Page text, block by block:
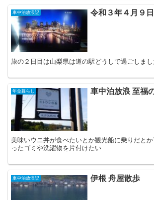
車中泊放浪記 令和３年４月９
旅の２日目は山梨県は道の駅どうしで過ごしま
年金暮らし 車中泊放浪 至福
美味いウニ丼が食べたいとか観光船に乗りだと
ったゴミや洗濯物を片付けたい..
車中泊放浪記 伊根 舟屋散歩